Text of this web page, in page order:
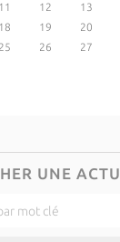
11 12 13
18 19 20
25 26 27
UNE ACTU